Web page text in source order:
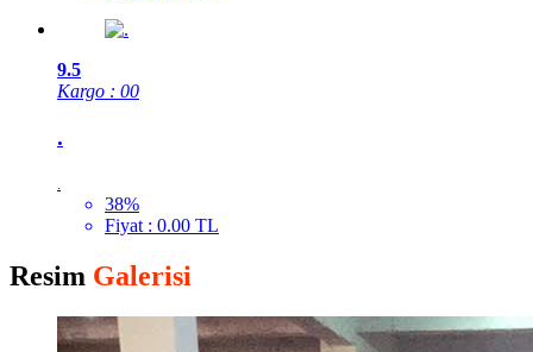
9.5
Kargo : 00
.
.
38%
Fiyat : 0.00 TL
Resim Galerisi